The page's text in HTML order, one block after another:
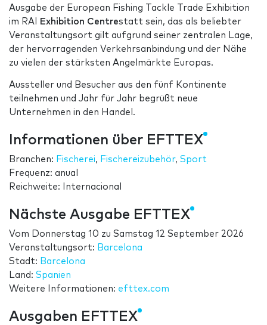
Ausgabe der European Fishing Tackle Trade Exhibition
im RAI
Exhibition Centrestatt sein, das als beliebter
Veranstaltungsort gilt aufgrund seiner zentralen Lage,
der hervorragenden Verkehrsanbindung und der Nähe
zu vielen der stärksten Angelmärkte Europas.
Aussteller und Besucher aus den fünf Kontinente
teilnehmen und Jahr für Jahr begrüßt neue
Unternehmen in den Handel.
Informationen über EFTTEX
Branchen: Fischerei, Fischereizubehör, Sport
Frequenz: anual
Reichweite: Internacional
Nächste Ausgabe EFTTEX
Vom Donnerstag 10 zu Samstag 12 September 2026
Veranstaltungsort: Barcelona
Stadt: Barcelona
Land: Spanien
Weitere Informationen: efttex.com
Ausgaben EFTTEX